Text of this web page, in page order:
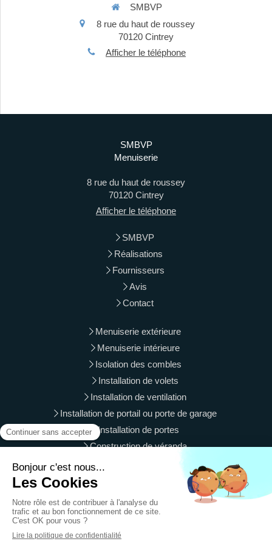
SMBVP
8 rue du haut de roussey
70120 Cintrey
Afficher le téléphone
SMBVP
Menuiserie
8 rue du haut de roussey
70120 Cintrey
Afficher le téléphone
SMBVP
Réalisations
Fournisseurs
Avis
Contact
Menuiserie extérieure
Menuiserie intérieure
Isolation des combles
Installation de volets
Installation de ventilation
Installation de portail ou porte de garage
Installation de portes
Construction de véranda
Langres, Vesoul, Gray, Luxeuil-les-Bains, Vittel, Is-sur-Tille,
Luré, Le Val-d'Ajol, Besançon, Chaumont, Saint-Vit, Baume-
les-Dames
Mentions légales